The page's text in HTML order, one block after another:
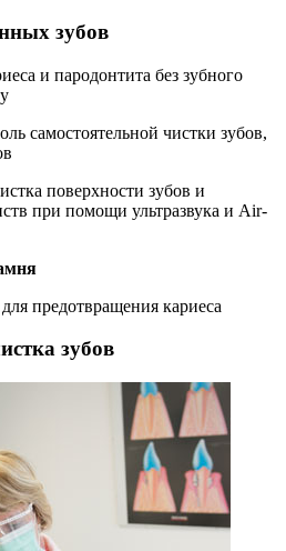
зубов
и пародонтита без зубного
самостоятельной чистки зубов,
поверхности зубов и
при помощи ультразвука и Air-
предотвращения кариеса
зубов